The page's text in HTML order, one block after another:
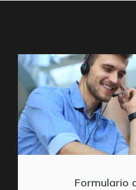
Formulario